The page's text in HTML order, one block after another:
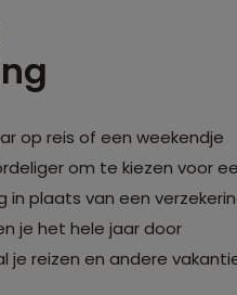
op reis of een weekendje
om te kiezen voor
in plaats van een
je het hele jaar door
je reizen en andere